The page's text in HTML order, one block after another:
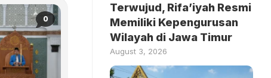
0
Terwujud, Rifa’iyah Resmi
Memiliki Kepengurusan
Wilayah di Jawa Timur
August 3, 2026